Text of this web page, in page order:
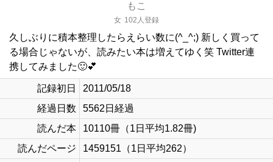
もこ
女 102人登録
久しぶりに積本整理したらえらい数に(^_^;) 新しく買って
る場合じゃないが、読みたい本は増えてゆく笑 Twitter連
携してみました🙂💕
記録初日
2011/05/18
経過日数
5562日経過
読んだ本
10110冊（1日平均1.82冊)
読んだページ
1459151（1日平均262）